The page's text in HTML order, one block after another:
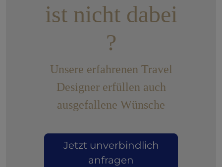
ist nicht dabei
?
Unsere erfahrenen Travel
Designer erfüllen auch
ausgefallene Wünsche
Jetzt unverbindlich
anfragen